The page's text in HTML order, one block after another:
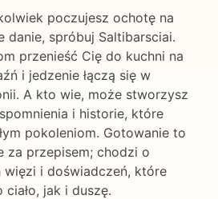
poczujesz ochotę na
danie, spróbuj Saltibarsciai.
przenieść Cię do kuchni na
i jedzenie łączą się w
A kto wie, może stworzysz
i historie, które
pokoleniom. Gotowanie to
za przepisem; chodzi o
więzi i doświadczeń, które
jak i duszę.